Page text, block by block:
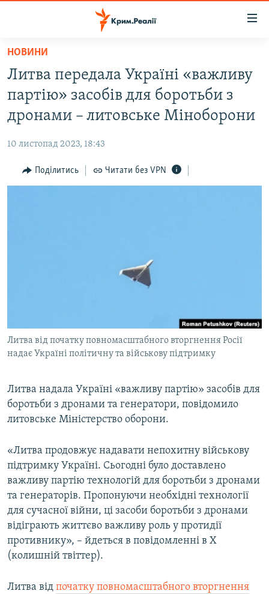
Перейти
основного
матеріалу
Перейти
до
основної
Перейти
до
ВІДЕО ТА ФОТО
БЛОГИ
ПОГЛЯД
ІНФОГРАФІКА
ДОЛУЧАЙСЯ!
Усі сайти RFE/RL
НОВИНИ
Литва передала Україні «важливу
партію» засобів для боротьби з
дронами – литовське Міноборони
10 листопад 2023, 18:43
Поділитись Читати без VPN
Литва від початку повномасштабного вторгнення Росії
надає Україні політичну та військову підтримку
Литва надала Україні «важливу партію» засобів для
боротьби з дронами та генератори, повідомило
литовське Міністерство оборони.
«Литва продовжує надавати непохитну військову
підтримку Україні. Сьогодні було доставлено
важливу партію технологій для боротьби з дронами
та генераторів. Пропонуючи необхідні технології
для сучасної війни, ці засоби боротьби з дронами
відіграють життєво важливу роль у протидії
противнику», – йдеться в повідомленні в Х
(колишній твіттер).
Литва від початку повномасштабного вторгнення